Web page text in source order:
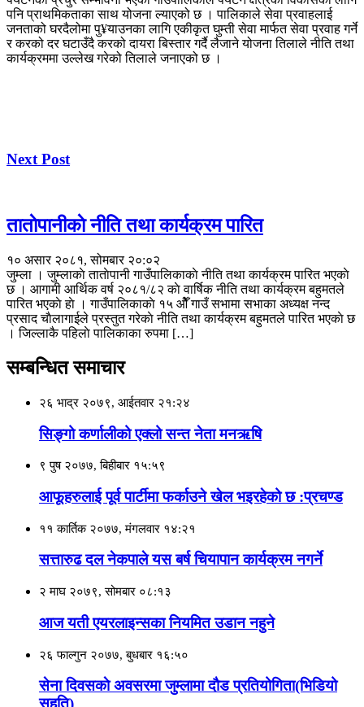
पनि प्राथमिकताका साथ योजना ल्याएको छ । पालिकाले सेवा प्रवाहलाई
जनताको घरदैलोमा पु¥याउनका लागि एकीकृत घुम्ती सेवा मार्फत सेवा प्रवाह गर्ने
र करको दर घटाउँदै करको दायरा बिस्तार गर्दै लैजाने योजना तिलाले नीति तथा
कार्यक्रममा उल्लेख गरेको तिलाले जनाएको छ ।
Next Post
ताताेपानीकाे नीति तथा कार्यक्रम पारित
१० असार २०८१, सोमबार २०:०२
जुम्ला । जुम्लाकाे ताताेपानी गाउँपालिकाकाे नीति तथा कार्यक्रम पारित भएकाे
छ । आगामी आर्थिक वर्ष २०८१/८२ काे वार्षिक नीति तथा कार्यक्रम बहुमतले
पारित भएकाे हाे । गाउँपालिकाकाे १५ ओैँ गाउँ सभामा सभाका अध्यक्ष नन्द
प्रसाद चाैलागाईले प्रस्तुत गरेकाे नीति तथा कार्यक्रम बहुमतले पारित भएकाे छ
। जिल्लाकै पहिलाे पालिकाका रुपमा […]
सम्बन्धित समाचार
२६ भाद्र २०७९, आईतवार २१:२४
सिङ्गो कर्णालीको एक्लो सन्त नेता मनऋषि
९ पुष २०७७, बिहीबार १५:५९
आफूहरुलाई पूर्व पार्टीमा फर्काउने खेल भइरहेको छ :प्रचण्ड
११ कार्तिक २०७७, मंगलवार १४:२१
सत्तारुढ दल नेकपाले यस बर्ष चियापान कार्यक्रम नगर्ने
२ माघ २०७९, सोमबार ०८:१३
आज यती एयरलाइन्सका नियमित उडान नहुने
२६ फाल्गुन २०७७, बुधबार १६:५०
सेना दिवसकाे अवसरमा जुम्लामा दाैड प्रतियोगिता(भिडियो
सहति)